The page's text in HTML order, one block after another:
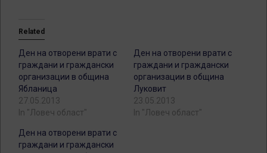
Related
Ден на отворени врати с
граждани и граждански
организации в община
Ябланица
27.05.2013
In "Ловеч област"
Ден на отворени врати с
граждани и граждански
организации в община
Луковит
23.05.2013
In "Ловеч област"
Ден на отворени врати с
граждани и граждански